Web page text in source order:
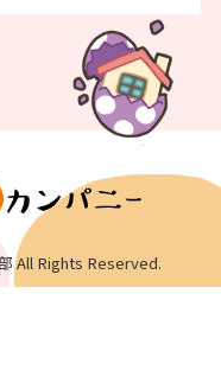
All Rights Reserved.